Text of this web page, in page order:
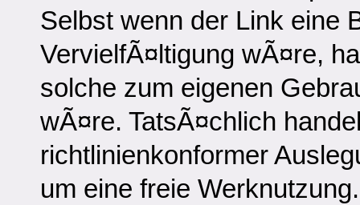
Selbst wenn der Link eine
VervielfÃ¤ltigung wÃ¤re,
solche zum eigenen
wÃ¤re. TatsÃ¤chlich
richtlinienkonformer
um eine freie